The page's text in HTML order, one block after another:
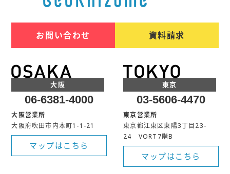
お問い合わせ 資料請求
大阪
06-6381-4000
大阪営業所
大阪府吹田市内本町1-1-21
マップはこちら
東京
03-5606-4470
東京営業所
東京都江東区東陽3丁目23-
24 VORT7階B
マップはこちら